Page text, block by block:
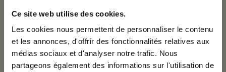
Ce site web utilise des cookies.
Les cookies nous permettent de personnaliser le contenu
et les annonces, d'offrir des fonctionnalités relatives aux
médias sociaux et d'analyser notre trafic. Nous
partageons également des informations sur l'utilisation de